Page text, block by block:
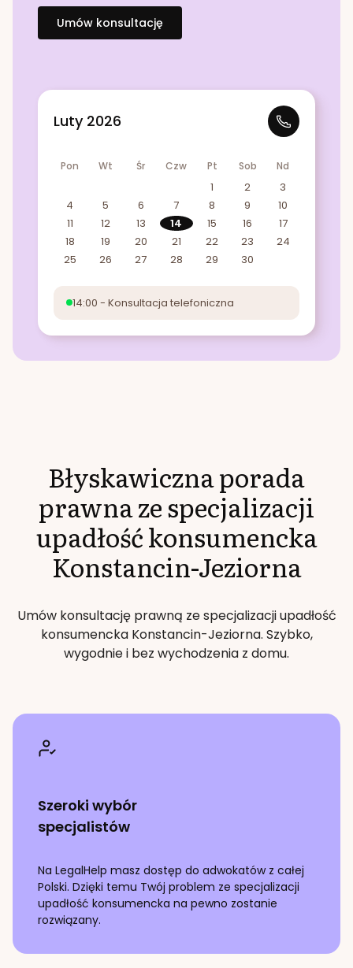
Umów konsultację
Luty 2026
Pon Wt Śr Czw Pt Sob Nd
1 2
3
4
5 6 7 8 9
10
11
12 13 14 15 16
17
18
19 20 21 22 23
24
25
26 27 28 29 30
14:00 - Konsultacja telefoniczna
Błyskawiczna porada
prawna ze specjalizacji
upadłość konsumencka
Konstancin-Jeziorna
Umów konsultację prawną ze specjalizacjiupadłość
konsumenckaKonstancin-Jeziorna. Szybko,
wygodnie i bez wychodzenia z domu.
Szeroki wybór
specjalistów
Na LegalHelp masz dostęp do adwokatów z całej
Polski. Dzięki temu Twój problem ze specjalizacji
upadłość konsumencka na pewno zostanie
rozwiązany.